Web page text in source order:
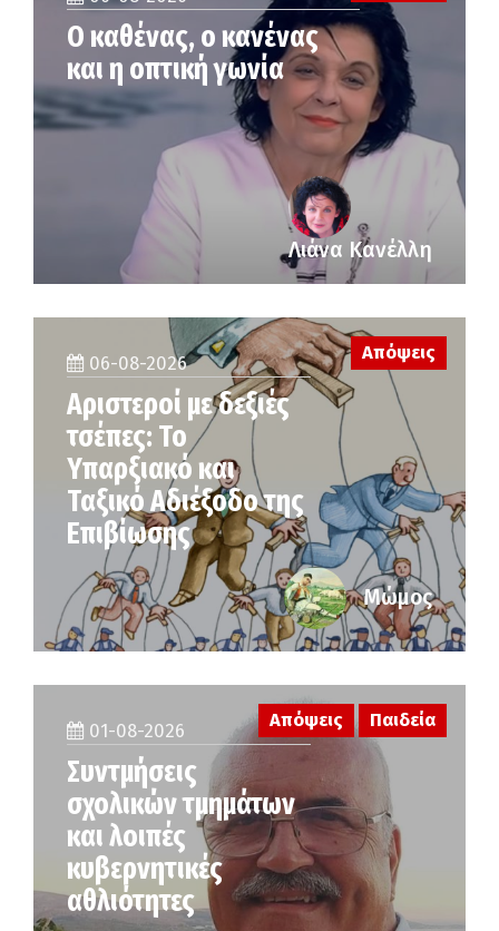
Ο καθένας, ο κανένας
και η οπτική γωνία
Λιάνα Κανέλλη
06-08-2026
Αριστεροί με δεξιές
τσέπες: Το
Υπαρξιακό και
Ταξικό Αδιέξοδο της
Επιβίωσης
Απόψεις
Μώμος
01-08-2026
Συντμήσεις
σχολικών τμημάτων
και λοιπές
κυβερνητικές
αθλιότητες
Απόψεις Παιδεία